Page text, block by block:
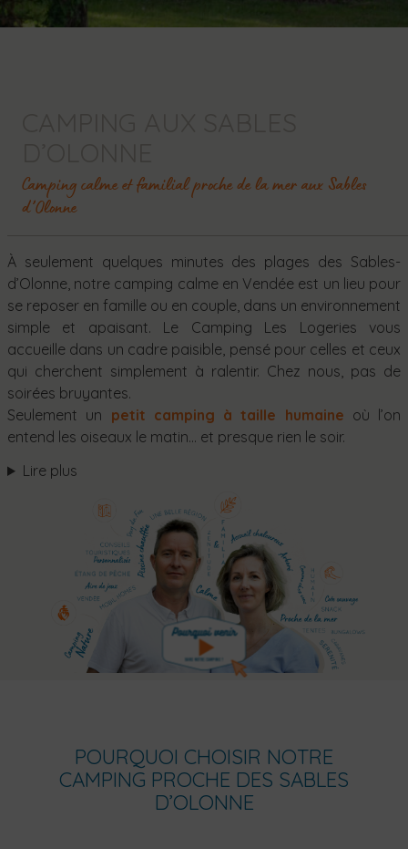
Camping calme et familial proche de la mer aux Sables
d’Olonne
À seulement quelques minutes des plages des Sables-
d’Olonne, notre camping calme en Vendée est un lieu pour
se reposer en famille ou en couple, dans un environnement
simple et apaisant. Le Camping Les Logeries vous
accueille dans un cadre paisible, pensé pour celles et ceux
qui cherchent simplement à ralentir. Chez nous, pas de
soirées bruyantes.
Seulement un petit camping à taille humaine où l’on
entend les oiseaux le matin… et presque rien le soir.
Lire plus
POURQUOI CHOISIR NOTRE
CAMPING PROCHE DES SABLES
D’OLONNE